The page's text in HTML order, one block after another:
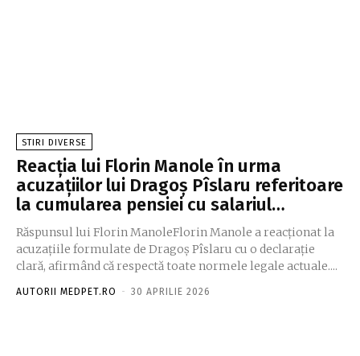
STIRI DIVERSE
Reacția lui Florin Manole în urma
acuzațiilor lui Dragoș Pîslaru referitoare
la cumularea pensiei cu salariul…
Răspunsul lui Florin ManoleFlorin Manole a reacționat la
acuzațiile formulate de Dragoș Pîslaru cu o declarație
clară, afirmând că respectă toate normele legale actuale....
AUTORII MEDPET.RO - 30 APRILIE 2026